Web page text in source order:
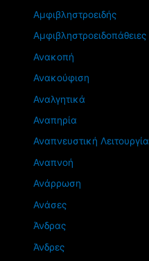
Αμφιβληστροειδής
Αμφιβληστροειδοπάθειες
Ανακοπή
Ανακούφιση
Αναλγητικά
Αναπηρία
Αναπνευστική Λειτουργία
Αναπνοή
Ανάρρωση
Ανάσες
Άνδρας
Άνδρες